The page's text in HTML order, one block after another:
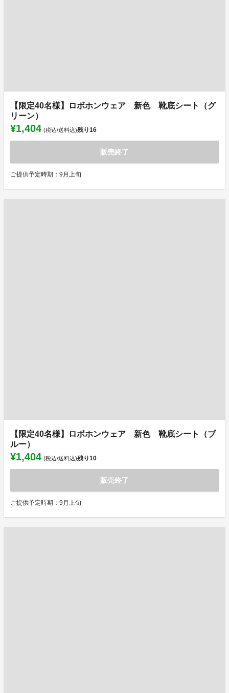
【限定40名様】ロボホンウェア 新色 靴底シート（グ
リーン）
¥1,404 (税込/送料込)残り16
販売終了
ご提供予定時期：9月上旬
【限定40名様】ロボホンウェア 新色 靴底シート（ブ
ルー）
¥1,404 (税込/送料込)残り10
販売終了
ご提供予定時期：9月上旬